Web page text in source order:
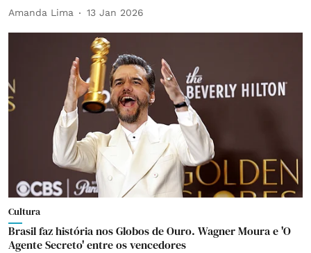
Amanda Lima 13 Jan 2026
Cultura
Brasil faz história nos Globos de Ouro. Wagner Moura e 'O
Agente Secreto' entre os vencedores